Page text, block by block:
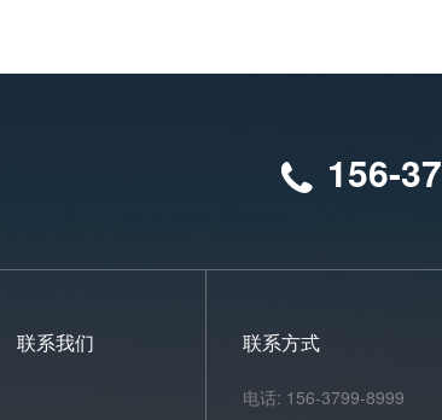
156-
联系我们 联系方式
电话: 156-3799-8999